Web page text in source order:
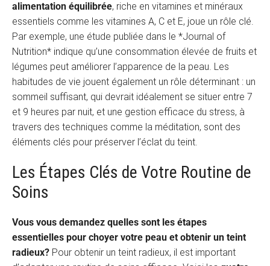
alimentation équilibrée, riche en vitamines et minéraux
essentiels comme les vitamines A, C et E, joue un rôle clé.
Par exemple, une étude publiée dans le *Journal of
Nutrition* indique qu’une consommation élevée de fruits et
légumes peut améliorer l’apparence de la peau. Les
habitudes de vie jouent également un rôle déterminant : un
sommeil suffisant, qui devrait idéalement se situer entre 7
et 9 heures par nuit, et une gestion efficace du stress, à
travers des techniques comme la méditation, sont des
éléments clés pour préserver l’éclat du teint.
Les Étapes Clés de Votre Routine de
Soins
Vous vous demandez quelles sont les étapes
essentielles pour choyer votre peau et obtenir un teint
radieux? Pour obtenir un teint radieux, il est important